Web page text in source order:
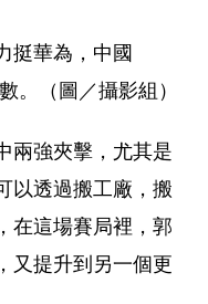
挺華為，中國
。（圖／攝影組）
兩強夾擊，尤其是
以透過搬工廠，搬
在這場賽局裡，郭
又提升到另一個更